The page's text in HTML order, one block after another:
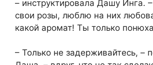
– инструктировала Дашу Инга.
свои розы, люблю на них
какой аромат! Ты только
– Только не задерживайтесь, –